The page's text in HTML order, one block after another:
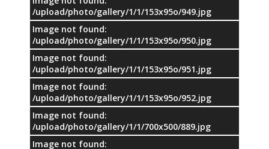
/upload/photo/gallery/1/1/153x95o/949.jpg
Image not found:
/upload/photo/gallery/1/1/153x95o/950.jpg
Image not found:
/upload/photo/gallery/1/1/153x95o/951.jpg
Image not found:
/upload/photo/gallery/1/1/153x95o/952.jpg
Image not found:
/upload/photo/gallery/1/1/700x500/889.jpg
Image not found: